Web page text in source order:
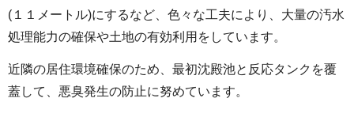
(１１メートル)にするなど、色々な工夫により、大量の汚水
処理能力の確保や土地の有効利用をしています。
近隣の居住環境確保のため、最初沈殿池と反応タンクを覆
蓋して、悪臭発生の防止に努めています。